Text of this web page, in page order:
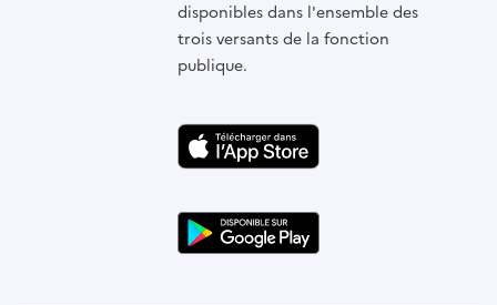
disponibles dans l'ensemble des
trois versants de la fonction
publique.